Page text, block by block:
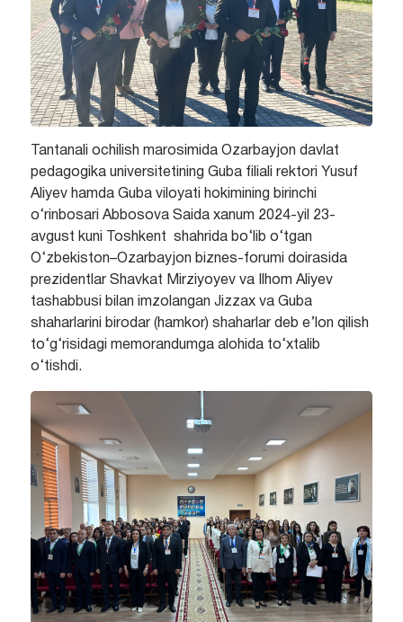
Tantanali ochilish marosimida Ozarbayjon davlat
pedagogika universitetining Guba filiali rektori Yusuf
Aliyev hamda Guba viloyati hokimining birinchi
o‘rinbosari Abbosova Saida xanum 2024-yil 23-
avgust kuni Toshkent shahrida bo‘lib o‘tgan
O‘zbekiston–Ozarbayjon biznes-forumi doirasida
prezidentlar Shavkat Mirziyoyev va Ilhom Aliyev
tashabbusi bilan imzolangan Jizzax va Guba
shaharlarini birodar (hamkor) shaharlar deb e’lon qilish
to‘g‘risidagi memorandumga alohida to‘xtalib
o‘tishdi.